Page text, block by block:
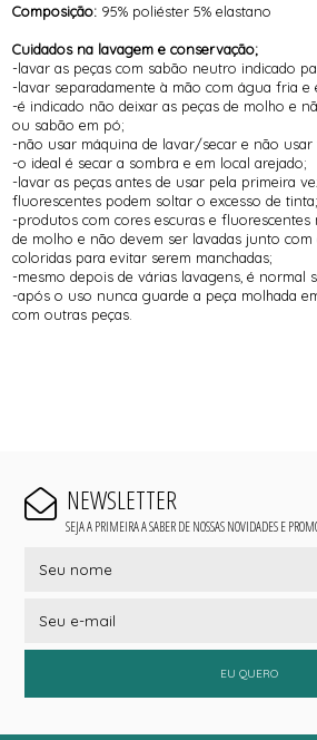
Composição: 95% poliéster 5% elastano
Cuidados na lavagem e conservação;
-lavar as peças com sabão neutro indicado
-lavar separadamente à mão com água fria e
-é indicado não deixar as peças de molho e
ou sabão em pó;
-não usar máquina de lavar/secar e não usar
-o ideal é secar a sombra e em local arejado;
-lavar as peças antes de usar pela primeira
fluorescentes podem soltar o excesso de tinta;
-produtos com cores escuras e fluorescentes
de molho e não devem ser lavadas junto
coloridas para evitar serem manchadas;
-mesmo depois de várias lavagens, é normal
-após o uso nunca guarde a peça molhada
com outras peças.
NEWSLETTER
SEJA A PRIMEIRA A SABER DE NOSSAS NOVIDADES E
EU QUERO